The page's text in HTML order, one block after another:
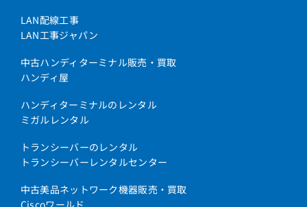
LAN配線工事
LAN工事ジャパン
中古ハンディターミナル販売・買取
ハンディ屋
ハンディターミナルのレンタル
ミガルレンタル
トランシーバーのレンタル
トランシーバーレンタルセンター
中古美品ネットワーク機器販売・買取
Ciscoワールド